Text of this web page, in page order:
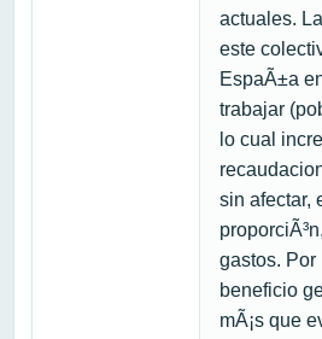
actuales.
este
EspaÃ±a
trabajar
lo cual
sin afectar,
gastos. Por
beneficio
mÃ¡s que